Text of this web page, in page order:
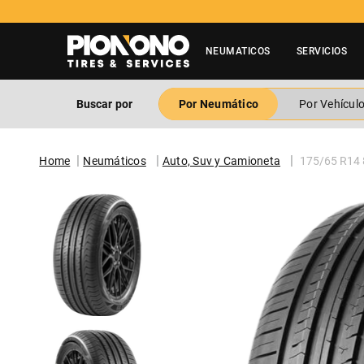
NEUMATICOS SERVICIOS
Buscar por Por Neumático Por Vehículo
Neumáticos Auto, Suv y Camioneta 175/65 R14